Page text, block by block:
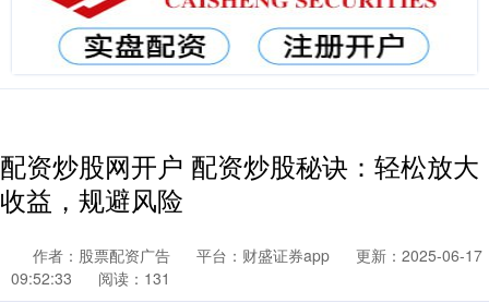
配资炒股网开户 配资炒股秘诀：轻松放大
收益，规避风险
作者：股票配资广告 平台：财盛证券app
更新：2025-06-17
09:52:33
阅读：131